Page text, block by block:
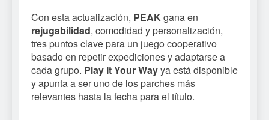
Con esta actualización, PEAKgana en
rejugabilidad, comodidad y personalización,
tres puntos clave para un juego cooperativo
basado en repetir expediciones y adaptarse a
cada grupo. Play It Your Wayya está disponible
y apunta a ser uno de los parches más
relevantes hasta la fecha para el título.